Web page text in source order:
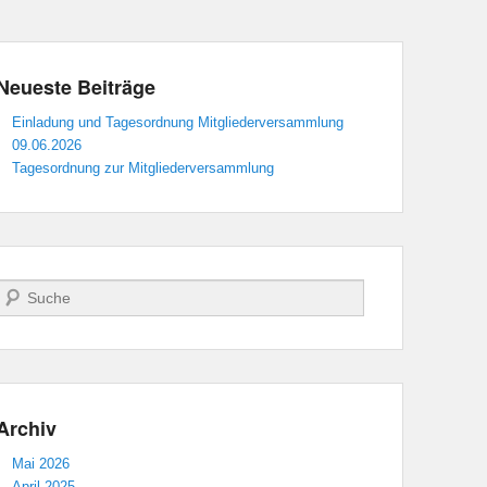
Beiträge
Einladung und Tagesordnung Mitgliederversammlung
09.06.2026
Tagesordnung zur Mitgliederversammlung
Mai 2026